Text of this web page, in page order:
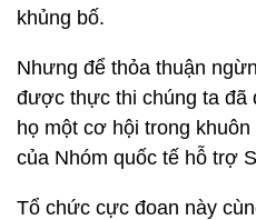
khủng bố.
Nhưng để thỏa thuận
được thực thi chúng ta đã
họ một cơ hội trong
của Nhóm quốc tế hỗ trợ
Tổ chức cực đoan này